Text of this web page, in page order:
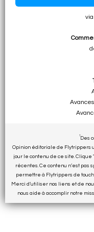
†
Des
Opinion éditoriale de Flytrippers
jour le contenu de ce site. Clique
récentes. Ce contenu n’est pas
permettre à Flytrippers de
Merci d’utiliser nos liens et de
nous aide à accomplir notre